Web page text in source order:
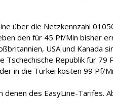
über die Netzkennzahl
den für 45 Pf/Min bisher
USA und Kanada
Tschechische Republik für 79
in die Türkei kosten 99 Pf/
denen des EasyLine-Tarifes.